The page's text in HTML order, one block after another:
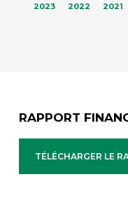
2023 2022 2021
RAPPORT
TÉLÉCHARGER LE